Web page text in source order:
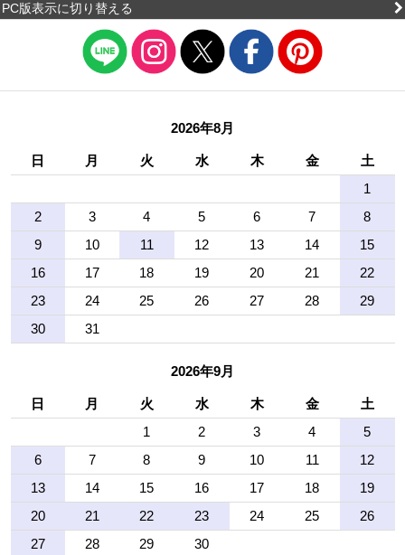
PC版表示に切り替える
2026年8月
日 月 火 水 木 金
土
1
2
3 4 5 6 7
8
9
10 11 12 13 14
15
16
17 18 19 20 21
22
23
24 25 26 27 28
29
30
31
2026年9月
日 月 火 水 木 金
土
1
2 3 4
5
6
7 8 9 10 11
12
13
14 15 16 17 18
19
20
21 22 23 24 25
26
27
28 29 30